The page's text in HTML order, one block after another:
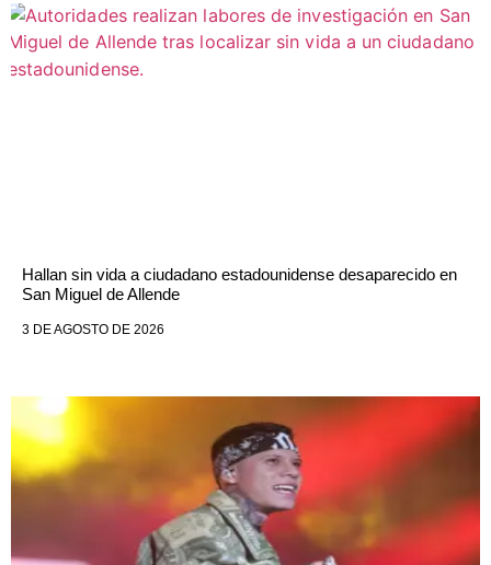
Hallan sin vida a ciudadano estadounidense desaparecido en
San Miguel de Allende
3 DE AGOSTO DE 2026